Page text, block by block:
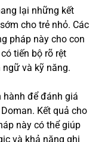
lại những kết
cho trẻ nhỏ. Các
pháp này cho con
tiến bộ rõ rệt
và kỹ năng.
hành để đánh giá
Kết quả cho
này có thể giúp
và khả năng ghi